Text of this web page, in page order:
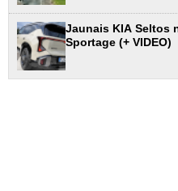
Jaunais KIA Seltos
Sportage (+ VIDEO)